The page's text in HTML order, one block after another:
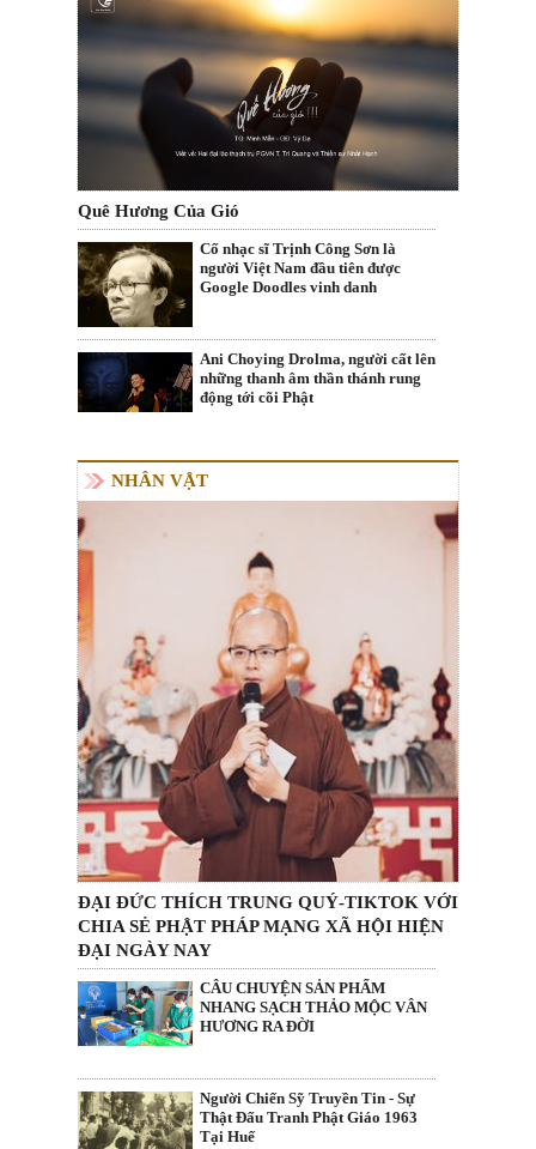
Quê Hương Của Gió
Cố nhạc sĩ Trịnh Công Sơn là
người Việt Nam đầu tiên được
Google Doodles vinh danh
Ani Choying Drolma, người cất lên
những thanh âm thần thánh rung
động tới cõi Phật
NHÂN VẬT
ĐẠI ĐỨC THÍCH TRUNG QUÝ-TIKTOK VỚI
CHIA SẺ PHẬT PHÁP MẠNG XÃ HỘI HIỆN
ĐẠI NGÀY NAY
CÂU CHUYỆN SẢN PHẨM
NHANG SẠCH THẢO MỘC VÂN
HƯƠNG RA ĐỜI
Người Chiến Sỹ Truyền Tin - Sự
Thật Đấu Tranh Phật Giáo 1963
Tại Huế